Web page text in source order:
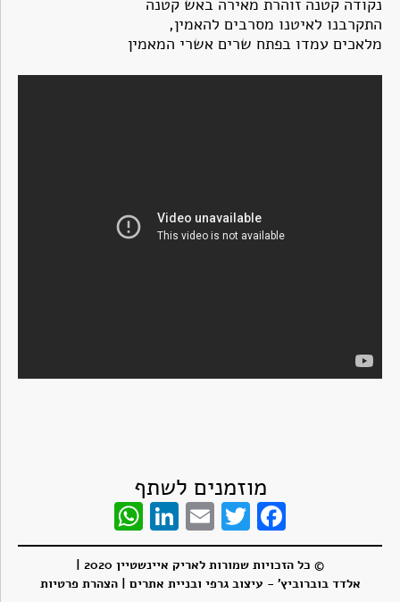
נקודה קטנה זוהרת מאירה באש קטנה
התקרבנו לאיטנו מסרבים להאמין,
מלאכים עמדו בפתח שרים אשרי המאמין
מוזמנים לשתף
Facebook
Twitter
Email
LinkedIn
© כל הזכויות שמורות לאריק איינשטיין 2020 |
אלדד בוברוביץ' - עיצוב גרפי ובניית אתרים
| הצהרת פרטיות